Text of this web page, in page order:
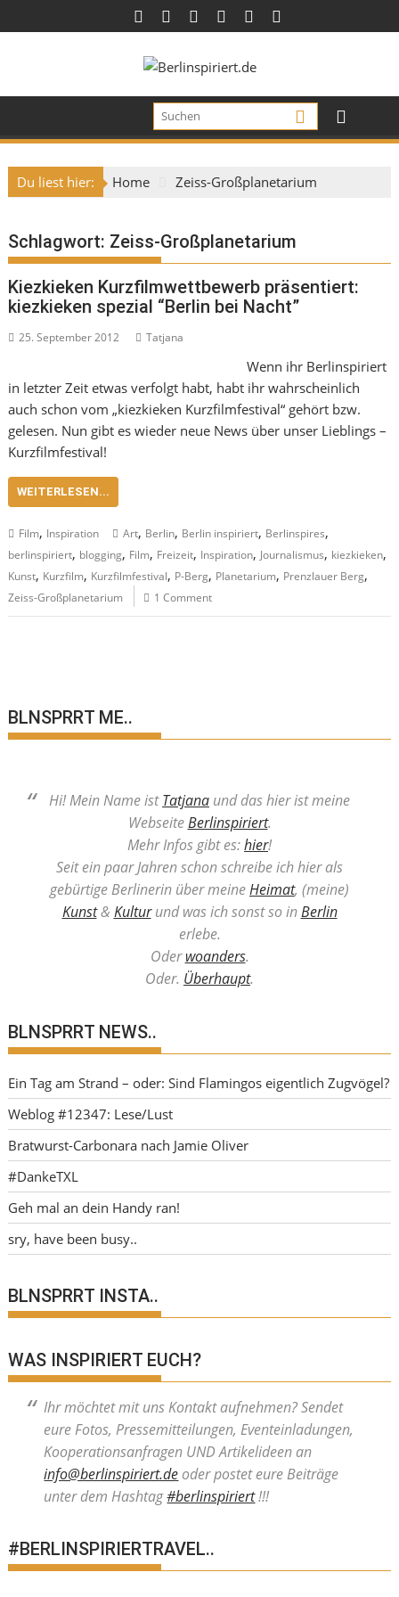
to
Du liest hier: Home Zeiss-Großplanetarium
Schlagwort: Zeiss-Großplanetarium
Kiezkieken Kurzfilmwettbewerb präsentiert:
kiezkieken spezial “Berlin bei Nacht”
25. September 2012 Tatjana
Wenn ihr Berlinspiriert
in letzter Zeit etwas verfolgt habt, habt ihr wahrscheinlich
auch schon vom „kiezkieken Kurzfilmfestival“ gehört bzw.
gelesen. Nun gibt es wieder neue News über unser Lieblings –
Kurzfilmfestival!
WEITERLESEN...
Film, Inspiration Art, Berlin, Berlin inspiriert, Berlinspires,
berlinspiriert, blogging, Film, Freizeit, Inspiration, Journalismus, kiezkieken,
Kunst, Kurzfilm, Kurzfilmfestival, P-Berg, Planetarium, Prenzlauer Berg,
Zeiss-Großplanetarium 1 Comment
BLNSPRRT ME..
Hi! Mein Name istTatjana und das hier ist meine
WebseiteBerlinspiriert.
Mehr Infos gibt es:hier!
Seit ein paar Jahren schon schreibe ich hier als
gebürtige Berlinerin über meineHeimat, (meine)
Kunst& Kulturund was ich sonst so inBerlin
erlebe.
Oderwoanders.
Oder. Überhaupt.
BLNSPRRT NEWS..
Ein Tag am Strand – oder: Sind Flamingos eigentlich Zugvögel?
Weblog #12347: Lese/Lust
Bratwurst-Carbonara nach Jamie Oliver
#DankeTXL
Geh mal an dein Handy ran!
sry, have been busy..
BLNSPRRT INSTA..
WAS INSPIRIERT EUCH?
Ihr möchtet mit uns Kontakt aufnehmen? Sendet
eure Fotos, Pressemitteilungen, Eventeinladungen,
Kooperationsanfragen UND Artikelideen an
info@berlinspiriert.deoder postet eure Beiträge
unter dem Hashtag#berlinspiriert!!!
#BERLINSPIRIERTRAVEL..